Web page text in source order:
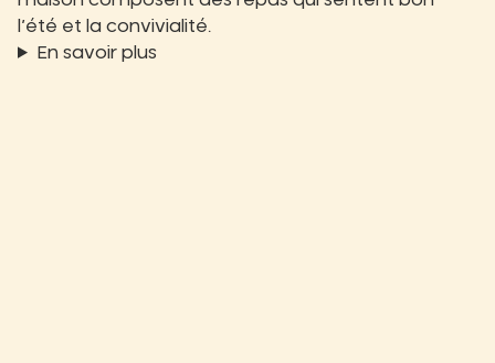
l’été et la convivialité.
En savoir plus